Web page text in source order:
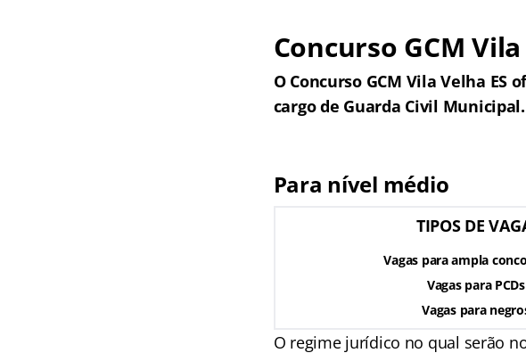
Concurso GCM
O Concurso GCM Vila Velha
cargo de Guarda Civil Municipal.
Para nível médio
TIPOS DE
Vagas para ampla
Vagas para PCDs
Vagas para
O regime jurídico no qual serão